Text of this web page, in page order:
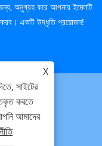
জন্য, অনুগ্রহ করে আপনার ইমেলটি
করব। একটি উদ্ধৃতি প্রয়োজন!
গোপনীয়তা নীতি
X
সাইটের
করতে
আমাদের